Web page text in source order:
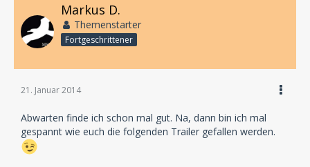
Markus D.
Themenstarter
Fortgeschrittener
21. Januar 2014
Abwarten finde ich schon mal gut. Na, dann bin ich mal
gespannt wie euch die folgenden Trailer gefallen werden.